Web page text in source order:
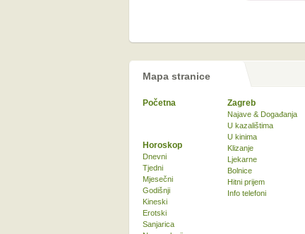
Mapa stranice
Početna Zagreb
Najave & Događanja
U kazalištima
U kinima
Klizanje
Ljekarne
Bolnice
Hitni prijem
Info telefoni
Horoskop
Dnevni
Tjedni
Mjesečni
Godišnji
Kineski
Erotski
Sanjarica